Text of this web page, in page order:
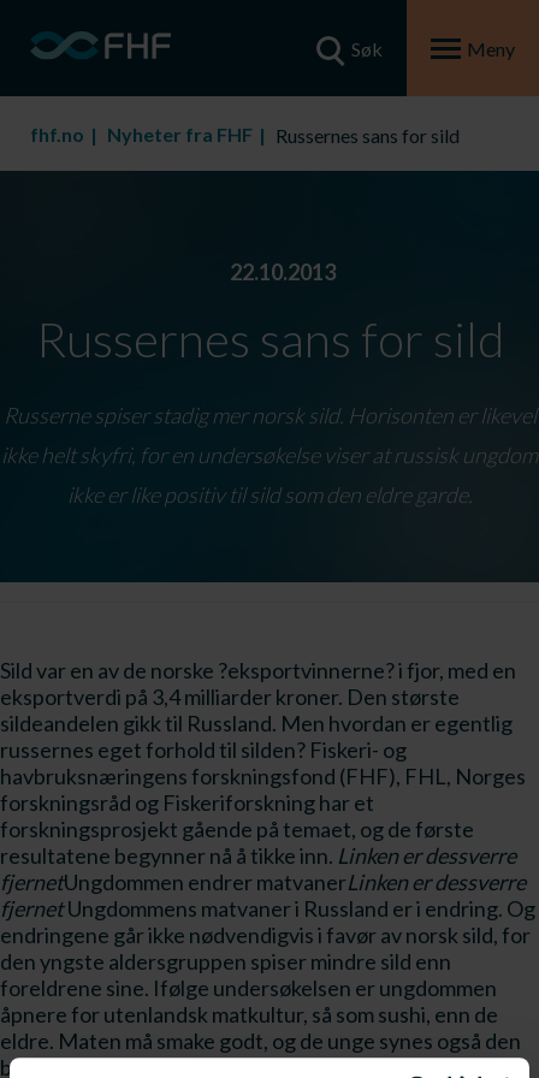
Søk Meny
fhf.no Nyheter fra FHF Russernes sans for sild
22.10.2013
Russernes sans for sild
Russerne spiser stadig mer norsk sild. Horisonten er likevel
ikke helt skyfri, for en undersøkelse viser at russisk ungdom
ikke er like positiv til sild som den eldre garde.
Sild var en av de norske ?eksportvinnerne? i fjor, med en
eksportverdi på 3,4 milliarder kroner. Den største
sildeandelen gikk til Russland. Men hvordan er egentlig
russernes eget forhold til silden? Fiskeri- og
havbruksnæringens forskningsfond (FHF), FHL, Norges
forskningsråd og Fiskeriforskning har et
forskningsprosjekt gående på temaet, og de første
resultatene begynner nå å tikke inn. Linken er dessverre
fjernetUngdommen endrer matvanerLinken er dessverre
fjernetUngdommens matvaner i Russland er i endring. Og
endringene går ikke nødvendigvis i favør av norsk sild, for
den yngste aldersgruppen spiser mindre sild enn
foreldrene sine. Ifølge undersøkelsen er ungdommen
åpnere for utenlandsk matkultur, så som sushi, enn de
eldre. Maten må smake godt, og de unge synes også den
bør være lettvint å tilberede og få tak i. De anser